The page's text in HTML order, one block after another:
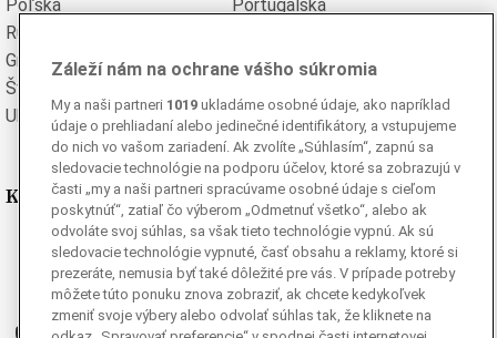
Poľská
Portugalská
Rumunská
Grécka
Španielska
Švédska
Ukrajinská
Vietnamská
Kde nás nájdete
Facebook
Instagram
Ganjing
Youtube
Záleží nám na ochrane vášho súkromia
My a naši partneri 1019 ukladáme osobné údaje, ako napríklad
údaje o prehliadaní alebo jedinečné identifikátory, a vstupujeme
do nich vo vašom zariadení. Ak zvolíte „Súhlasím“, zapnú sa
sledovacie technológie na podporu účelov, ktoré sa zobrazujú v
časti „my a naši partneri spracúvame osobné údaje s cieľom
poskytnúť“, zatiaľ čo výberom „Odmetnuť všetko“, alebo ak
odvoláte svoj súhlas, sa však tieto technológie vypnú. Ak sú
sledovacie technológie vypnuté, časť obsahu a reklamy, ktoré si
prezeráte, nemusia byť také dôležité pre vás. V prípade potreby
môžete túto ponuku znova zobraziť, ak chcete kedykoľvek
zmeniť svoje výbery alebo odvolať súhlas tak, že kliknete na